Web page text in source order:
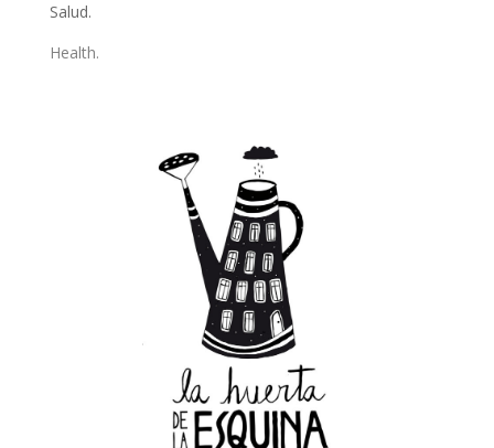
Salud.
Health.